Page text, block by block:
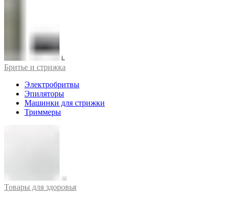
Бритье и стрижка
Электробритвы
Эпиляторы
Машинки для стрижки
Триммеры
Товары для здоровья